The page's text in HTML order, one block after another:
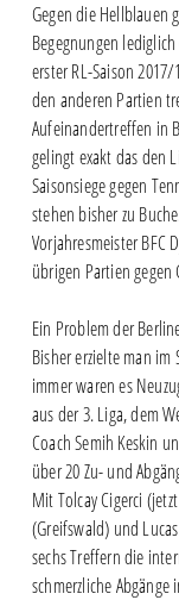
Gegen die Hellblauen
Begegnungen
erster RL-Saison
den anderen Partien
Aufeinandertreffen in
gelingt exakt das den
Saisonsiege gegen
stehen bisher zu
Vorjahresmeister BFC
übrigen Partien
Ein Problem der
Bisher erzielte man
immer waren es
aus der 3. Liga, dem
Coach Semih Keskin
über 20 Zu- und
Mit Tolcay Cigerci
(Greifswald) und
sechs Treffern die
schmerzliche